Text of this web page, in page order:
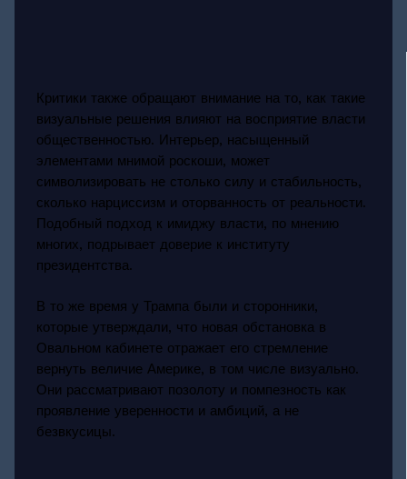
Критики также обращают внимание на то, как такие
визуальные решения влияют на восприятие власти
общественностью. Интерьер, насыщенный
элементами мнимой роскоши, может
символизировать не столько силу и стабильность,
сколько нарциссизм и оторванность от реальности.
Подобный подход к имиджу власти, по мнению
многих, подрывает доверие к институту
президентства.
В то же время у Трампа были и сторонники,
которые утверждали, что новая обстановка в
Овальном кабинете отражает его стремление
вернуть величие Америке, в том числе визуально.
Они рассматривают позолоту и помпезность как
проявление уверенности и амбиций, а не
безвкусицы.